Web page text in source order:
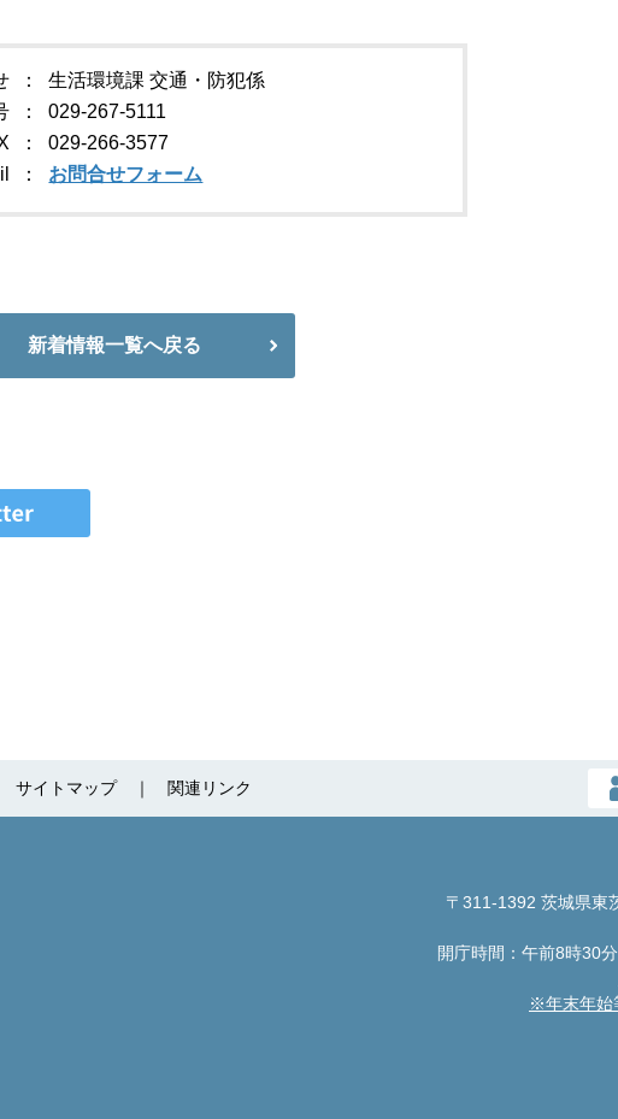
生活環境課 交通・防犯係
029-267-5111
029-266-3577
お問合せフォーム
新着情報一覧へ戻る
サイトマップ 関連リンク
〒311-1392 茨城県東
開庁時間：午前8時30
※年末年始